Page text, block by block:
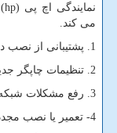
نمایندگی اچ پی hp)
می کند.
1. پشتیبانی از نصب درایور ماشین های اداری اچ پی
2. تنظیمات چاپگر جدید
3. رفع مشکلات شبکه پرینتر و اتصال
4- تعمیر یا نصب مجدد درایورهای اچ پی